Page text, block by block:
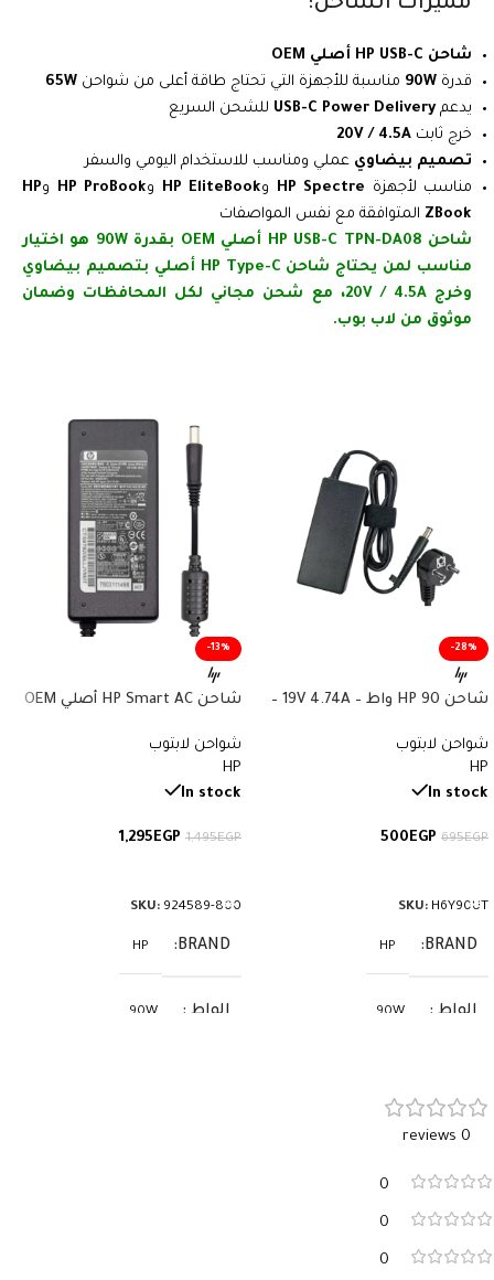
شاحن HP USB-C أصلي OEM
قدرة 90W مناسبة للأجهزة التي تحتاج طاقة أعلى من شواحن 65W
يدعمUSB-C Power Delivery للشحن السريع
خرج ثابت 20V / 4.5A
تصميم بيضاوي عملي ومناسب للاستخدام اليومي والسفر
مناسب لأجهزة HP Spectre وHP EliteBook وHP ProBook وHP
ZBook المتوافقة مع نفس المواصفات
شاحن HP USB-C TPN-DA08 أصلي OEM بقدرة 90W هو اختيار
مناسب لمن يحتاج شاحن HP Type-C أصلي بتصميم بيضاوي
وخرج 20V / 4.5A، مع شحن مجاني لكل المحافظات وضمان
موثوق من لاب بوب.
-28%
شاحن HP 90 واط – 19V 4.74A –
H6Y90UT
شواحن لابتوب
HP
In stock
695EGP
500EGP
SKU: H6Y90UT
BRAND
HP
الواط 90W
الأمبير
-13%
شاحن HP Smart AC أصلي OEM
سوكيت 7.4×5.0mm
شواحن لابتوب
HP
In stock
1,495EGP
1,295EGP
SKU: 924589-800
BRAND
HP
الواط 90W
0 reviews
0
0
0